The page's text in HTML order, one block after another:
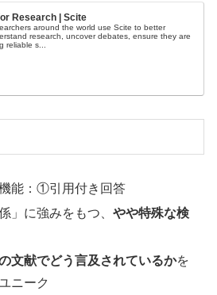
Research | Scite
around the world use Scite to better
research, uncover debates, ensure they are
reliable s...
能：①引用付き回答
」に強みをもつ、やや特殊な検
文献でどう言及されているかを
ニーク